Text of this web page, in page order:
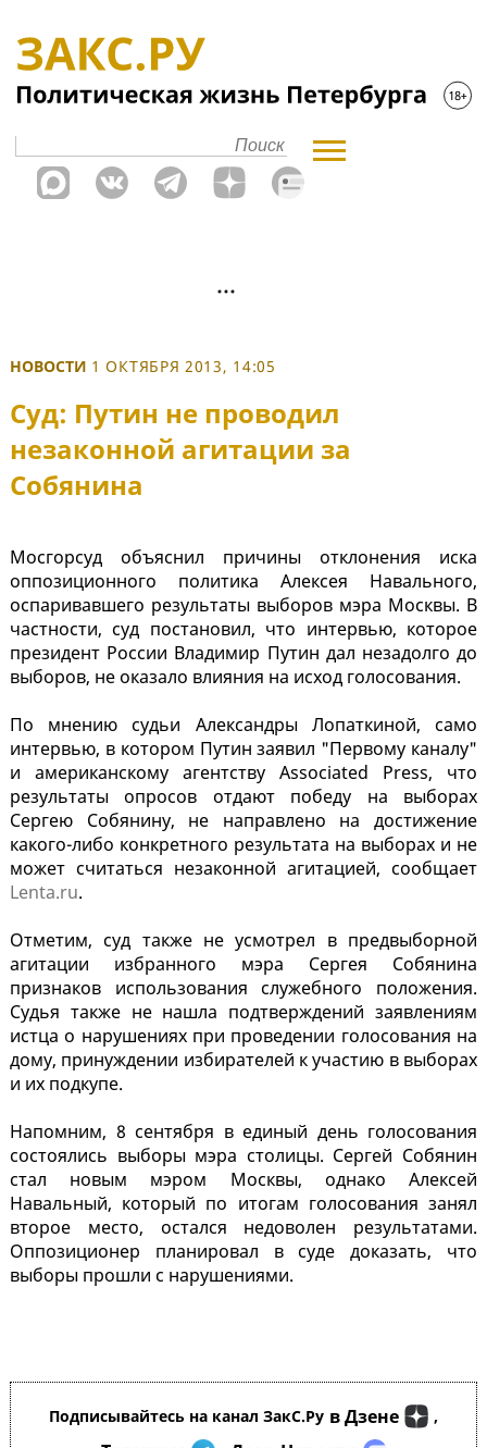
НОВОСТИ 1 ОКТЯБРЯ 2013, 14:05
Суд: Путин не проводил
незаконной агитации за
Собянина
Мосгорсуд объяснил причины отклонения иска
оппозиционного политика Алексея Навального,
оспаривавшего результаты выборов мэра Москвы. В
частности, суд постановил, что интервью, которое
президент России Владимир Путин дал незадолго до
выборов, не оказало влияния на исход голосования.
По мнению судьи Александры Лопаткиной, само
интервью, в котором Путин заявил "Первому каналу"
и американскому агентству Associated Press, что
результаты опросов отдают победу на выборах
Сергею Собянину, не направлено на достижение
какого-либо конкретного результата на выборах и не
может считаться незаконной агитацией, сообщает
Lenta.ru.
Отметим, суд также не усмотрел в предвыборной
агитации избранного мэра Сергея Собянина
признаков использования служебного положения.
Судья также не нашла подтверждений заявлениям
истца о нарушениях при проведении голосования на
дому, принуждении избирателей к участию в выборах
и их подкупе.
Напомним, 8 сентября в единый день голосования
состоялись выборы мэра столицы. Сергей Собянин
стал новым мэром Москвы, однако Алексей
Навальный, который по итогам голосования занял
второе место, остался недоволен результатами.
Оппозиционер планировал в суде доказать, что
выборы прошли с нарушениями.
Подписывайтесь на канал ЗакС.Ру в Дзене ,